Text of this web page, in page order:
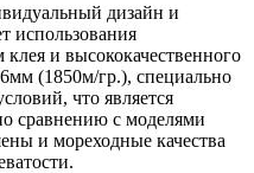
дизайн и
использования
и высококачественного
(1850м/гр.), специально
что является
сравнению с моделями
и мореходные качества